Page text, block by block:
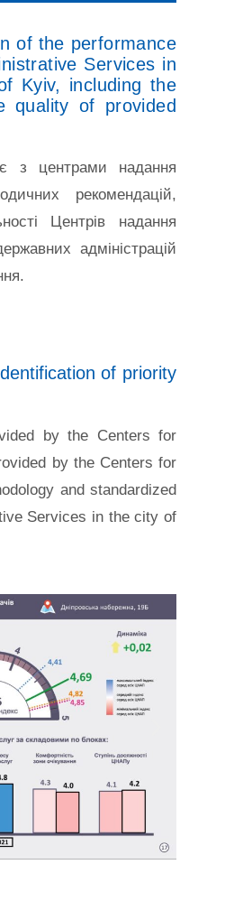
of the performance
Services in
Kyiv, including the
quality of provided
з центрами надання
рекомендацій,
Центрів надання
адміністрацій
of priority
by the Centers for
by the Centers for
and standardized
Services in the city of